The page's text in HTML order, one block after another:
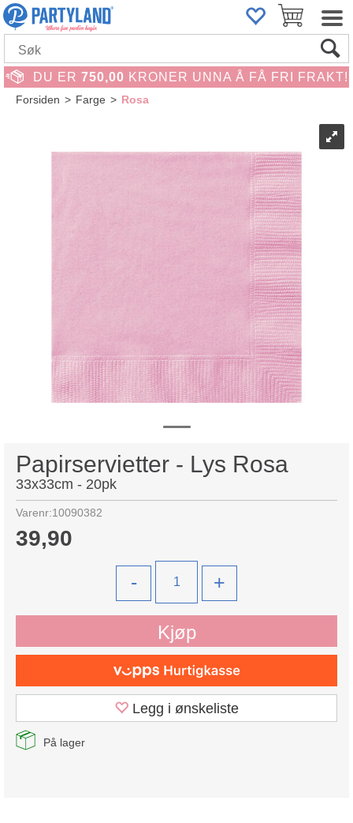
DU ER 750,00 KRONER UNNA Å FÅ FRI FRAKT!
Forsiden>Farge>Rosa
Papirservietter - Lys Rosa
33x33cm - 20pk
Varenr:10090382
39,90
- +
Kjøp
Legg i ønskeliste
På lager